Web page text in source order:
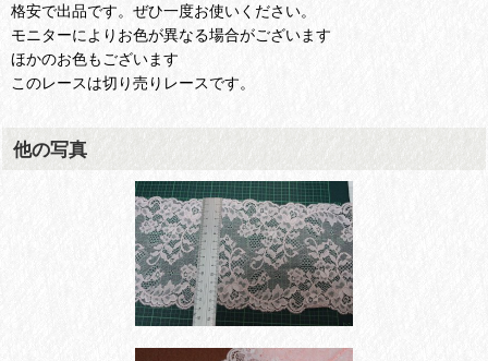
格安で出品です。ぜひ一度お使いください。
モニターによりお色が異なる場合がございます
ほかのお色もございます
このレースは切り売りレースです。
他の写真